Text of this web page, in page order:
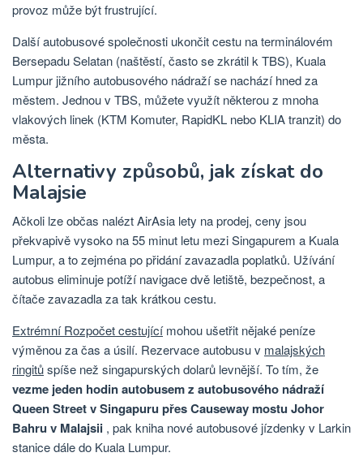
provoz může být frustrující.
Další autobusové společnosti ukončit cestu na terminálovém
Bersepadu Selatan (naštěstí, často se zkrátil k TBS), Kuala
Lumpur jižního autobusového nádraží se nachází hned za
městem. Jednou v TBS, můžete využít některou z mnoha
vlakových linek (KTM Komuter, RapidKL nebo KLIA tranzit) do
města.
Alternativy způsobů, jak získat do
Malajsie
Ačkoli lze občas nalézt AirAsia lety na prodej, ceny jsou
překvapivě vysoko na 55 minut letu mezi Singapurem a Kuala
Lumpur, a to zejména po přidání zavazadla poplatků. Užívání
autobus eliminuje potíží navigace dvě letiště, bezpečnost, a
čítače zavazadla za tak krátkou cestu.
Extrémní Rozpočet cestujícímohou ušetřit nějaké peníze
výměnou za čas a úsilí. Rezervace autobusu v malajských
ringitůspíše než singapurských dolarů levnější. To tím, že
vezme jeden hodin autobusem z autobusového nádraží
Queen Street v Singapuru přes Causeway mostu Johor
Bahru v Malajsii , pak kniha nové autobusové jízdenky v Larkin
stanice dále do Kuala Lumpur.